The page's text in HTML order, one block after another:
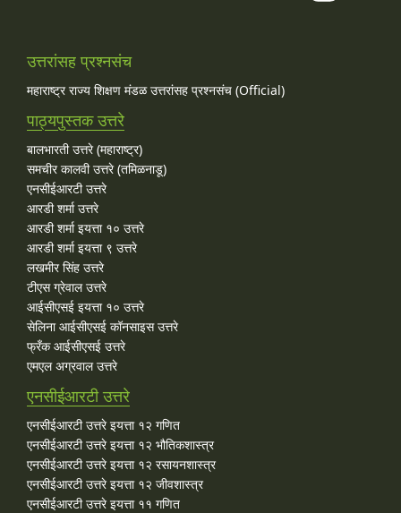
उत्तरांसह प्रश्नसंच
महाराष्ट्र राज्य शिक्षण मंडळ उत्तरांसह प्रश्नसंच (Official)
पाठ्यपुस्तक उत्तरे
बालभारती उत्तरे (महाराष्ट्र)
समचीर कालवी उत्तरे (तमिळनाडू)
एनसीईआरटी उत्तरे
आरडी शर्मा उत्तरे
आरडी शर्मा इयत्ता १० उत्तरे
आरडी शर्मा इयत्ता ९ उत्तरे
लखमीर सिंह उत्तरे
टीएस ग्रेवाल उत्तरे
आईसीएसई इयत्ता १० उत्तरे
सेलिना आईसीएसई कॉनसाइस उत्तरे
फ्रँक आईसीएसई उत्तरे
एमएल अग्रवाल उत्तरे
एनसीईआरटी उत्तरे
एनसीईआरटी उत्तरे इयत्ता १२ गणित
एनसीईआरटी उत्तरे इयत्ता १२ भौतिकशास्त्र
एनसीईआरटी उत्तरे इयत्ता १२ रसायनशास्त्र
एनसीईआरटी उत्तरे इयत्ता १२ जीवशास्त्र
एनसीईआरटी उत्तरे इयत्ता ११ गणित